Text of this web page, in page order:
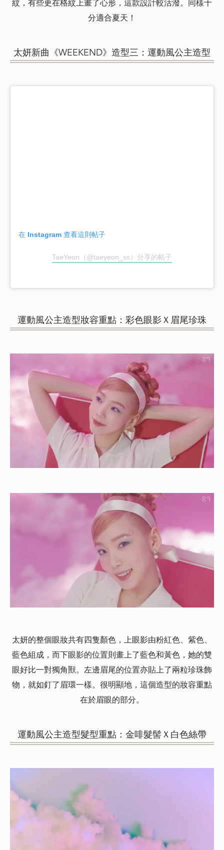
紋，有些更在格紋上畫了心形，這款設計較活潑。同樣十
分適合夏天！
太妍新曲《WEEKEND》造型三：運動風公主造型
在 Instagram 查看這則帖子
TaeYeon（@taeyeon_ss）分享的帖子
運動風公主造型妝容重點：彩色眼影Ｘ眉尾珍珠
太妍的整個眼妝共有四隻顏色，上眼影由粉紅色、紫色、
藍色組成，而下眼影的位置則畫上了藍色和黃色，她的雙
眼好比一對獨角獸。左邊眉尾的位置亦貼上了兩粒珍珠飾
物，就如釘了眉環一樣。很明顯地，這個造型的妝容重點
在於眉眼的部分。
運動風公主造型髮型重點：金啡髮髻Ｘ白色絲帶